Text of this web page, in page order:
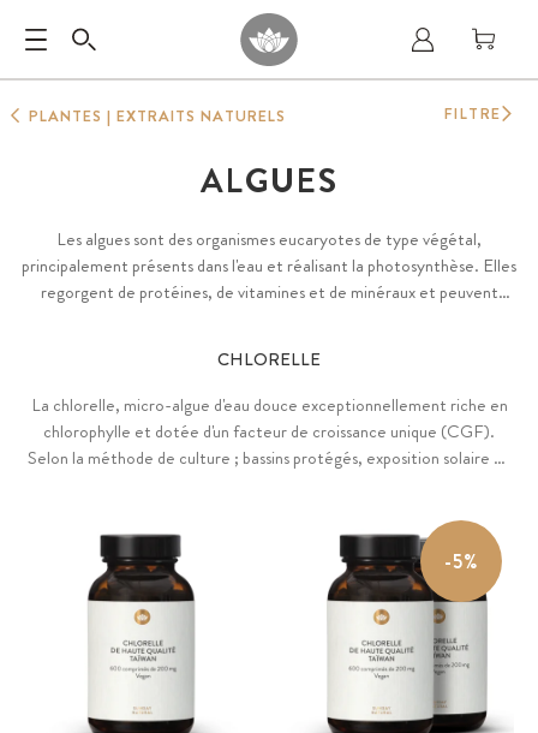
PLANTES | EXTRAITS NATURELS
ALGUES
Les algues sont des organismes eucaryotes de type végétal,
principalement présents dans l'eau et réalisant la photosynthèse. Elles
regorgent de protéines, de vitamines et de minéraux et peuvent
CHLORELLE
La chlorelle, micro-algue d'eau douce exceptionnellement riche en
chlorophylle et dotée d'un facteur de croissance unique (CGF).
Selon la méthode de culture ; bassins protégés, exposition solaire ou
-5%
FILTRE